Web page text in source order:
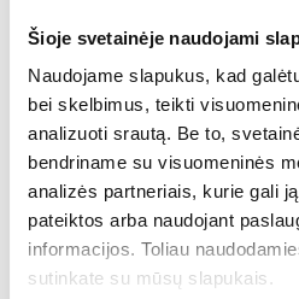
Šioje svetainėje naudojami
Naudojame slapukus, kad
bei skelbimus, teikti
analizuoti srautą. Be to,
bendriname su visuomeninės
analizės partneriais, kurie gali
pateiktos arba naudojant
informacijos. Toliau
sutinkate su mūsų slapukais.
valandų išlieka padidėjusi,
prediabetą ar cukrinį
Jeigu gliukozės kiekis
arba lėtai grįžta į normalią
sutrikusią insulino veiklą
organizmo jautrumą
Kodėl šis